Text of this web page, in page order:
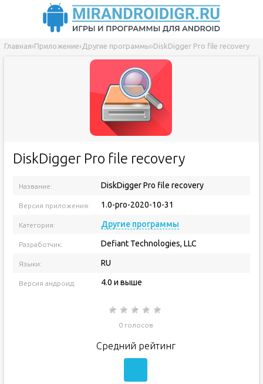
Главная›Приложение› Другие программы›DiskDigger Pro file recovery
DiskDigger Pro file recovery
Название: DiskDigger Pro file recovery
Версия приложения: 1.0-pro-2020-10-31
Категория: Другие программы
Разработчик: Defiant Technologies, LLC
Языки: RU
Версия андроид: 4.0 и выше
0 голосов
Средний рейтинг